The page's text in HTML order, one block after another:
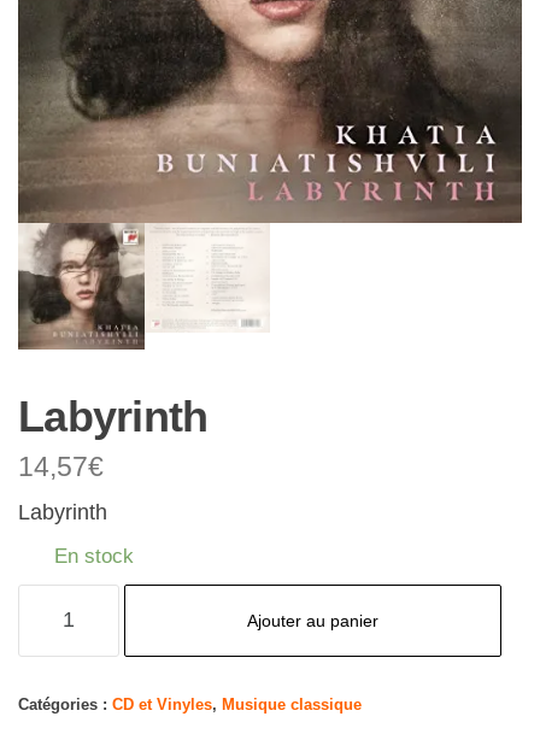
Labyrinth
14,57€
Labyrinth
En stock
Ajouter au panier
Catégories : CD et Vinyles, Musique classique